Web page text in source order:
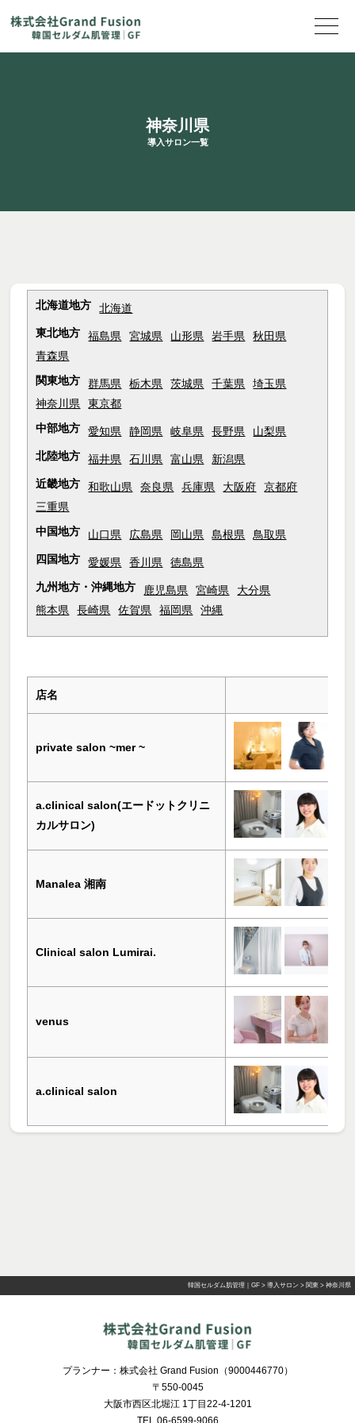
神奈川県
導入サロン一覧
北海道地方
北海道
東北地方
福島県 宮城県 山形県 岩手県
秋田県
青森県
関東地方
群馬県 栃木県 茨城県 千葉県
埼玉県
神奈川県
東京都
中部地方
愛知県 静岡県 岐阜県 長野県
山梨県
北陸地方
福井県 石川県 富山県
新潟県
近畿地方
和歌山県 奈良県 兵庫県 大阪府
京都府
三重県
中国地方
山口県 広島県 岡山県 島根県
鳥取県
四国地方
愛媛県 香川県
徳島県
九州地方・沖縄地方
鹿児島県 宮崎県
大分県
熊本県
長崎県 佐賀県 福岡県 沖縄
店名
private salon ~mer ~
a.clinical salon(エードットクリニ
カルサロン)
Manalea 湘南
Clinical salon Lumirai.
venus
a.clinical salon
韓国セルダム肌管理｜GF > 導入サロン > 関東 > 神奈川県
プランナー：株式会社 Grand Fusion（9000446770）
〒550-0045
大阪市西区北堀江 1丁目22-4-1201